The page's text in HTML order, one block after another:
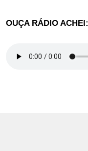
OUÇA RÁDIO ACHEI: